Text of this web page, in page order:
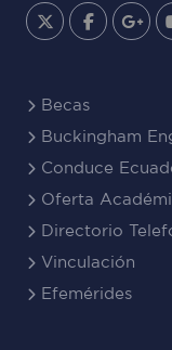
Becas
Buckingham
Conduce
Oferta
Directorio
Vinculación
Efemérides